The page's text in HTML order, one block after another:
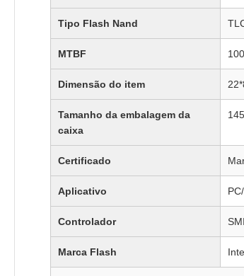
Tipo Flash Nand
MTBF
Dimensão do item
Tamanho da embalagem da
caixa
Certificado
Aplicativo
Controlador
Marca Flash